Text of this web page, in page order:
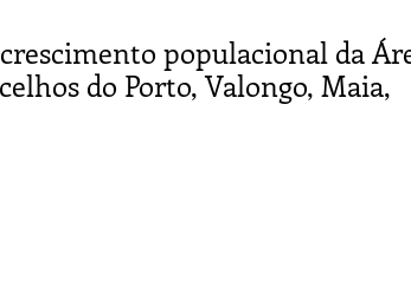
populacional da
do Porto, Valongo, Maia,